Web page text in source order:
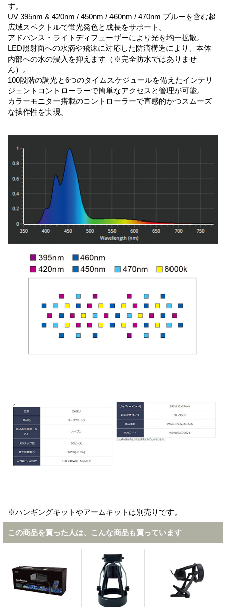
す。
UV 395nm & 420nm / 450nm / 460nm / 470nm ブルーを含む超
広域スペクトルで蛍光発色と成長をサポート。
アドバンス・ライトディフューザーにより光を均一拡散。
LED照射面への水滴や飛沫に対応した防滴構造により、本体
内部への水の浸入を抑えます（※完全防水ではありませ
ん）。
100段階の調光と6つのタイムスケジュールを備えたインテリ
ジェントコントローラーで簡単なアクセスと管理が可能。
カラーモニター搭載のコントローラーで直感的かつスムーズ
な操作性を実現。
※ハンギングキットやアームキットは別売りです。
この商品を買った人は、こんな商品も買っています